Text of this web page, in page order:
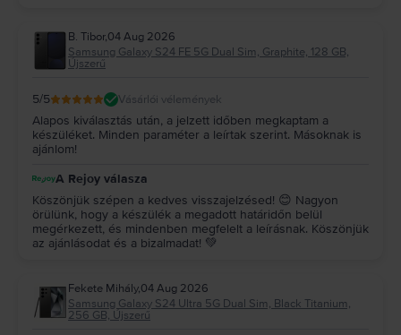
B. Tibor,04 Aug 2026
Samsung Galaxy S24 FE 5G Dual Sim, Graphite, 128 GB,
Újszerű
5/5 Vásárlói vélemények
Alapos kiválasztás után, a jelzett időben megkaptam a
készüléket. Minden paraméter a leírtak szerint. Másoknak is
ajánlom!
A Rejoy válasza
Köszönjük szépen a kedves visszajelzésed! 😊 Nagyon
örülünk, hogy a készülék a megadott határidőn belül
megérkezett, és mindenben megfelelt a leírásnak. Köszönjük
az ajánlásodat és a bizalmadat! 💚
Fekete Mihály,04 Aug 2026
Samsung Galaxy S24 Ultra 5G Dual Sim, Black Titanium,
256 GB, Újszerű